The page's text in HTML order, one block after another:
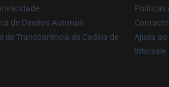
de Direitos Autorais
de Transparência de Cadeia de
Políticas
Ajuda ao
Whosale